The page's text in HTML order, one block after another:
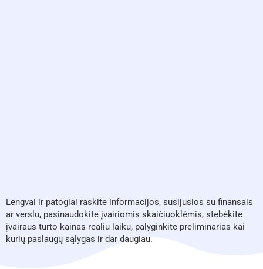
Lengvai ir patogiai raskite informacijos, susijusios su finansais
ar verslu, pasinaudokite įvairiomis skaičiuoklėmis, stebėkite
įvairaus turto kainas realiu laiku, palyginkite preliminarias kai
kurių paslaugų sąlygas ir dar daugiau.